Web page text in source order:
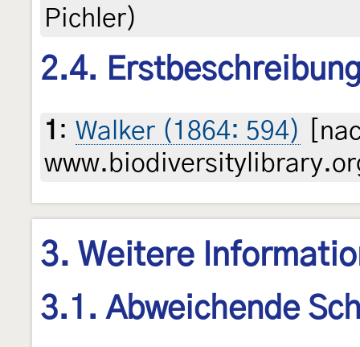
Pichler)
2.4.
1 : Walker (1864: 594)
3. Weitere
3.1. Abweichende